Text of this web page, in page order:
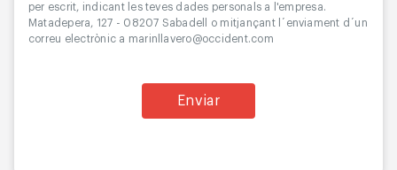
per escrit, indicant les teves dades personals a l'empresa.
Matadepera, 127 - 08207 Sabadell o mitjançant l´enviament d´un
correu electrònic a marinllavero@occident.com
Enviar